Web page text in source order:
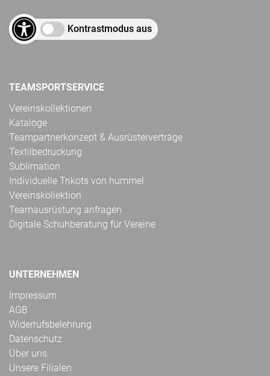
Kontrastmodus aus
TEAMSPORTSERVICE
Vereinskollektionen
Kataloge
Teampartnerkonzept & Ausrüsterverträge
Textilbedruckung
Sublimation
Individuelle Trikots von hummel
Vereinskollektion
Teamausrüstung anfragen
Digitale Schuhberatung für Vereine
UNTERNEHMEN
Impressum
AGB
Widerrufsbelehrung
Datenschutz
Über uns
Unsere Filialen